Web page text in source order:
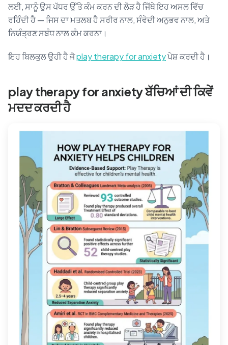
ਲਈ, ਸਾਨੂੰ ਉਸ ਪੱਧਰ ਉੱਤੇ ਕੰਮ ਕਰਨ ਦੀ ਲੋੜ ਹੈ ਜਿੱਥੇ ਇਹ ਅਸਲ ਵਿੱਚ
ਰਹਿੰਦੀ ਹੈ — ਜਿਸ ਦਾ ਮਤਲਬ ਹੈ ਸਰੀਰ ਨਾਲ, ਸੰਵੇਦੀ ਅਨੁਭਵ ਨਾਲ, ਅਤੇ
ਨਿਯੰਤ੍ਰਣ ਸਬੰਧ ਨਾਲ ਕੰਮ ਕਰਨਾ।
ਇਹ ਬਿਲਕੁਲ ਉਹੀ ਹੈ ਜੋplay therapy for anxietyਪੇਸ਼ ਕਰਦੀ ਹੈ।
play therapy for anxiety ਬੱਚਿਆਂ ਦੀ ਕਿਵੇਂ
ਮਦਦ ਕਰਦੀ ਹੈ